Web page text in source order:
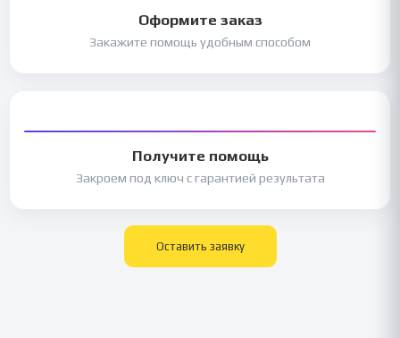
Оформите заказ
Закажите помощь удобным способом
Получите помощь
Закроем под ключ с гарантией результата
Оставить заявку